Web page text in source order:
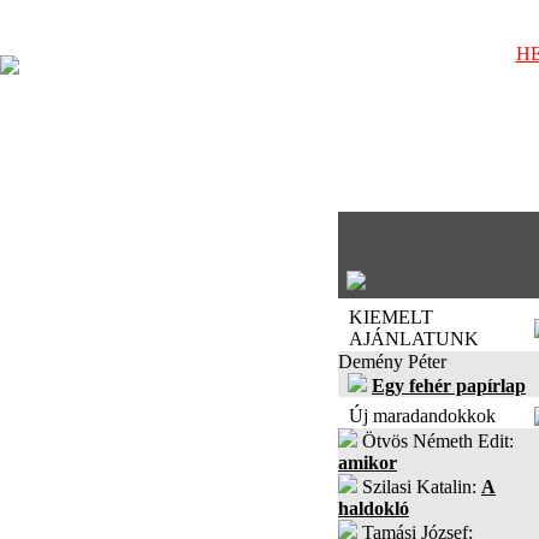
KIEMELT
AJÁNLATUNK
Demény Péter
Egy fehér papírlap
Új maradandokkok
Ötvös Németh Edit:
amikor
Szilasi Katalin: A
haldokló
Tamási József: